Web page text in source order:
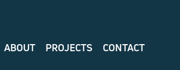
ABOUT PROJECTS CONTACT